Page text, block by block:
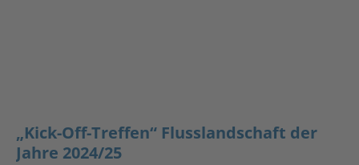
„Kick-Off-Treffen“ Flusslandschaft der
Jahre 2024/25